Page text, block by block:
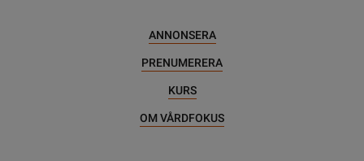
ANNONSERA
PRENUMERERA
KURS
OM VÅRDFOKUS